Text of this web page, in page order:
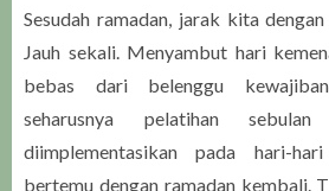
Sesudah ramadan, jarak kita
Jauh sekali. Menyambut hari
bebas dari belenggu
seharusnya pelatihan
diimplementasikan pada hari-
bertemu dengan ramadan kembali.